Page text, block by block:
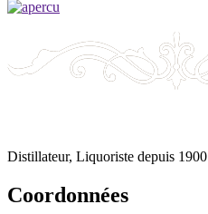
Distillateur, Liquoriste depuis 1900
Coordonnées